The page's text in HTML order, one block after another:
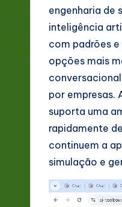
rt
engenharia de
inteligência
com padrões
opções mais
por empresas.
suporta uma
rapidamente
continuem a
simulação e